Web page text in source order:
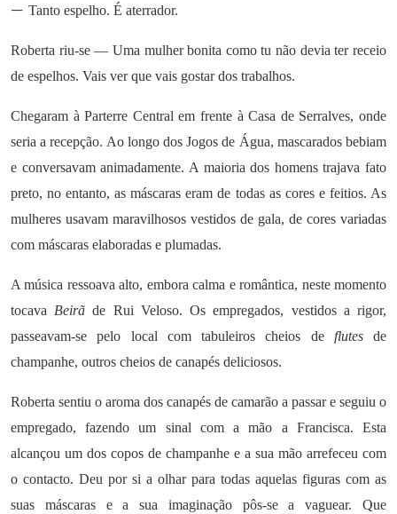
— Tanto espelho. É aterrador.
Roberta riu-se — Uma mulher bonita como tu não devia ter receio
de espelhos. Vais ver que vais gostar dos trabalhos.
Chegaram à Parterre Central em frente à Casa de Serralves, onde
seria a recepção. Ao longo dos Jogos de Água, mascarados bebiam
e conversavam animadamente. A maioria dos homens trajava fato
preto, no entanto, as máscaras eram de todas as cores e feitios. As
mulheres usavam maravilhosos vestidos de gala, de cores variadas
com máscaras elaboradas e plumadas.
A música ressoava alto, embora calma e romântica, neste momento
tocava Beirã de Rui Veloso. Os empregados, vestidos a rigor,
passeavam-se pelo local com tabuleiros cheios de flutesde
champanhe, outros cheios de canapés deliciosos.
Roberta sentiu o aroma dos canapés de camarão a passar e seguiu o
empregado, fazendo um sinal com a mão a Francisca. Esta
alcançou um dos copos de champanhe e a sua mão arrefeceu com
o contacto. Deu por si a olhar para todas aquelas figuras com as
suas máscaras e a sua imaginação pôs-se a vaguear. Que